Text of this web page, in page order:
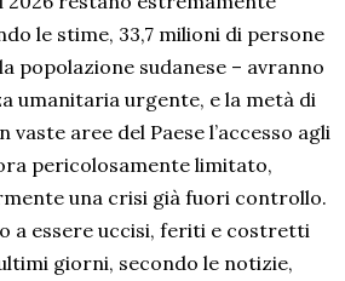
le stime, 33,7 milioni di persone
popolazione sudanese – avranno
umanitaria urgente, e la metà di
aree del Paese l’accesso agli
pericolosamente limitato,
una crisi già fuori controllo.
a essere uccisi, feriti e costretti
giorni, secondo le notizie,